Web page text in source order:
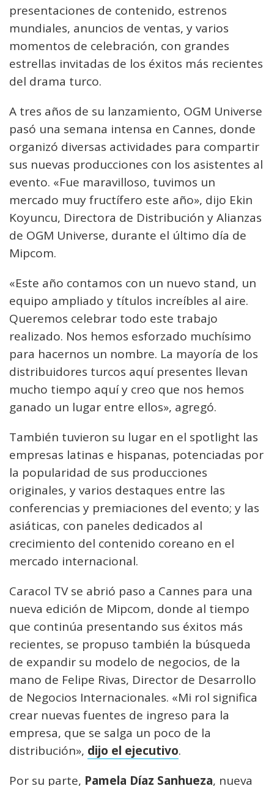
presentaciones de contenido, estrenos
mundiales, anuncios de ventas, y varios
momentos de celebración, con grandes
estrellas invitadas de los éxitos más recientes
del drama turco.
A tres años de su lanzamiento, OGM Universe
pasó una semana intensa en Cannes, donde
organizó diversas actividades para compartir
sus nuevas producciones con los asistentes al
evento. «Fue maravilloso, tuvimos un
mercado muy fructífero este año», dijo Ekin
Koyuncu, Directora de Distribución y Alianzas
de OGM Universe, durante el último día de
Mipcom.
«Este año contamos con un nuevo stand, un
equipo ampliado y títulos increíbles al aire.
Queremos celebrar todo este trabajo
realizado. Nos hemos esforzado muchísimo
para hacernos un nombre. La mayoría de los
distribuidores turcos aquí presentes llevan
mucho tiempo aquí y creo que nos hemos
ganado un lugar entre ellos», agregó.
También tuvieron su lugar en el spotlight las
empresas latinas e hispanas, potenciadas por
la popularidad de sus producciones
originales, y varios destaques entre las
conferencias y premiaciones del evento; y las
asiáticas, con paneles dedicados al
crecimiento del contenido coreano en el
mercado internacional.
Caracol TV se abrió paso a Cannes para una
nueva edición de Mipcom, donde al tiempo
que continúa presentando sus éxitos más
recientes, se propuso también la búsqueda
de expandir su modelo de negocios, de la
mano de Felipe Rivas, Director de Desarrollo
de Negocios Internacionales. «Mi rol significa
crear nuevas fuentes de ingreso para la
empresa, que se salga un poco de la
distribución», dijo el ejecutivo.
Por su parte, Pamela Díaz Sanhueza, nueva